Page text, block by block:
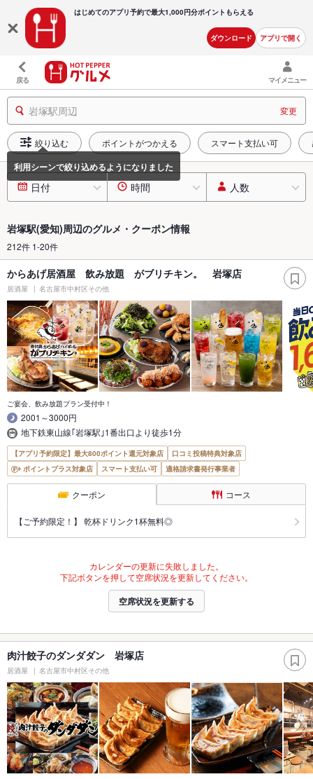
はじめてのアプリ予約で最大1,000円分ポイントもらえる
ダウンロード アプリで開く
戻る マイメニュー
岩塚駅周辺 変更
絞り込む ポイントがつかえる スマート支払い可
日付 時間 人数
岩塚駅(愛知)周辺のグルメ・クーポン情報
212件 1-20件
からあげ居酒屋 飲み放題 がブリチキン。 岩塚店
居酒屋 名古屋市中村区その他
ご宴会、飲み放題プラン受付中！
2001～3000円
地下鉄東山線｢岩塚駅｣1番出口より徒歩1分
【アプリ予約限定】最大800ポイント還元対象店
口コミ投稿特典対象店
ポイントプラス対象店
スマート支払い可 適格請求書発行事業者
クーポン コース
【ご予約限定！】 乾杯ドリンク1杯無料◎
カレンダーの更新に失敗しました。
下記ボタンを押して空席状況を更新してください。
空席状況を更新する
肉汁餃子のダンダダン 岩塚店
居酒屋 名古屋市中村区その他